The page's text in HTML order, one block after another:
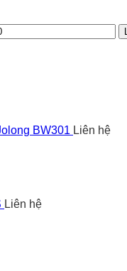
BW301 Liên hệ
Liên hệ